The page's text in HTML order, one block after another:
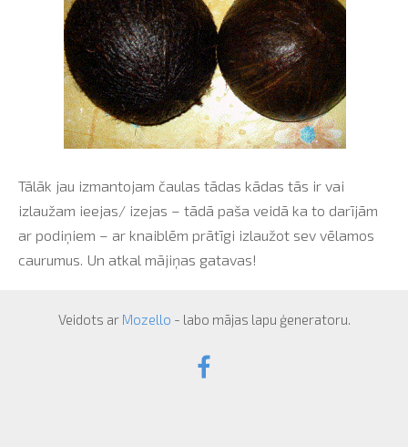
Tālāk jau izmantojam čaulas tādas kādas tās ir vai
izlaužam ieejas/ izejas – tādā paša veidā ka to darījām
ar podiņiem – ar knaiblēm prātīgi izlaužot sev vēlamos
caurumus. Un atkal mājiņas gatavas!
Veidots ar Mozello - labo mājas lapu ģeneratoru.